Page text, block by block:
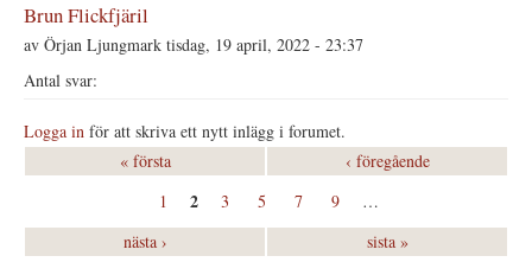
Brun Flickfjäril
av Örjan Ljungmark tisdag, 19 april, 2022 - 23:37
Logga in för att skriva ett nytt inlägg i forumet.
« första
‹ föregående
1
2 3 5 7 9
…
nästa ›
sista »